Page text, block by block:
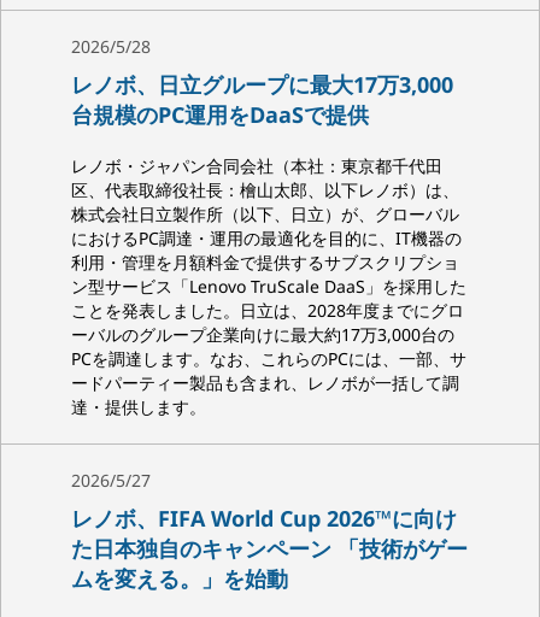
2026/5/28
レノボ、日立グループに最大17万3,000
台規模のPC運用をDaaSで提供
レノボ・ジャパン合同会社（本社：東京都千代田
区、代表取締役社長：檜山太郎、以下レノボ）は、
株式会社日立製作所（以下、日立）が、グローバル
におけるPC調達・運用の最適化を目的に、IT機器の
利用・管理を月額料金で提供するサブスクリプショ
ン型サービス「Lenovo TruScale DaaS」を採用した
ことを発表しました。日立は、2028年度までにグロ
ーバルのグループ企業向けに最大約17万3,000台の
PCを調達します。なお、これらのPCには、一部、サ
ードパーティー製品も含まれ、レノボが一括して調
達・提供します。
2026/5/27
レノボ、FIFA World Cup 2026™に向け
た日本独自のキャンペーン 「技術がゲー
ムを変える。」を始動